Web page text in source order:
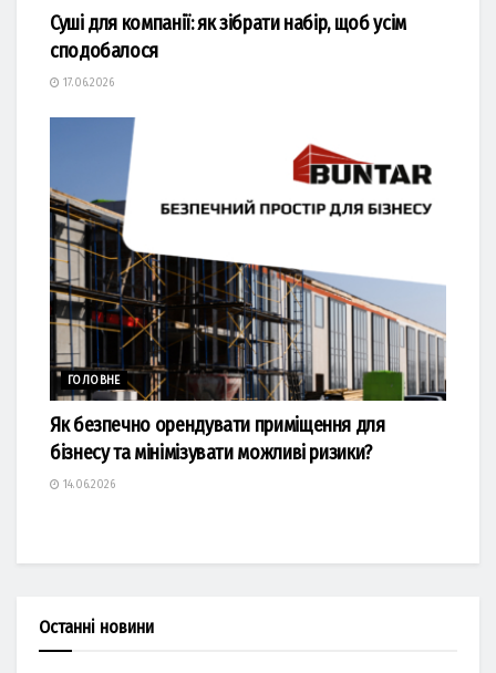
Суші для компанії: як зібрати набір, щоб усім
сподобалося
17.06.2026
ГОЛОВНЕ
Як безпечно орендувати приміщення для
бізнесу та мінімізувати можливі ризики?
14.06.2026
Останні новини